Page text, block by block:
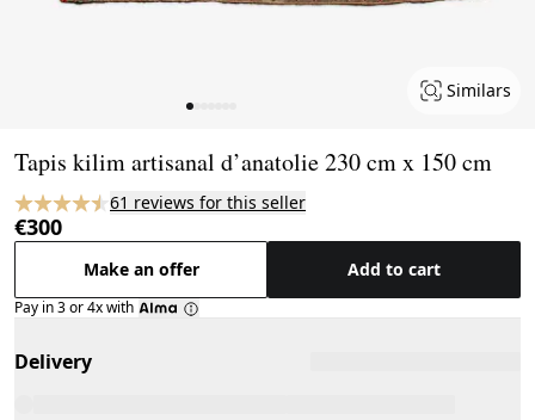
Similars
Tapis kilim artisanal d’anatolie 230 cm x 150 cm
61 reviews for this seller
€300
Make an offer Add to cart
Pay in 3 or 4x with
Delivery